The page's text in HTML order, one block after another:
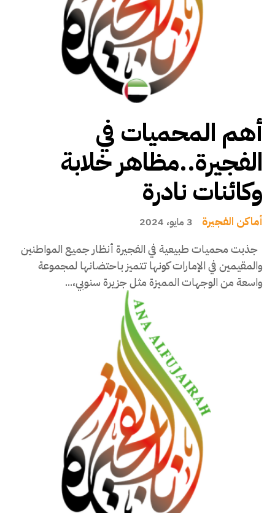
أهم المحميات في
الفجيرة..مظاهر خلابة
وكائنات نادرة
أماكن الفجيرة 3 مايو، 2024
جذبت محميات طبيعية في الفجيرة أنظار جميع المواطنين
والمقيمين في الإمارات كونها تتميز باحتضانها لمجموعة
واسعة من الوجهات المميزة مثل جزيرة سنوبي،...